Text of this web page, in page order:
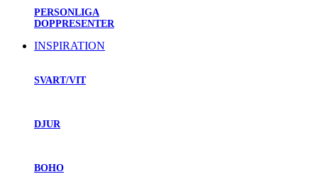
PERSONLIGA
DOPPRESENTER
INSPIRATION
SVART/VIT
DJUR
BOHO